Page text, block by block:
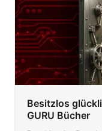
Besitzlos
GURU Bücher